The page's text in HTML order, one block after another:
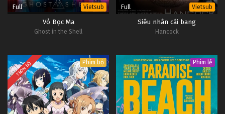
Full Vietsub
Vỏ Bọc Ma
Ghost in the Shell
Full Vietsub
Siêu nhân cái bang
Hancock
TRỌN BỘ Phim bộ Phim lẻ